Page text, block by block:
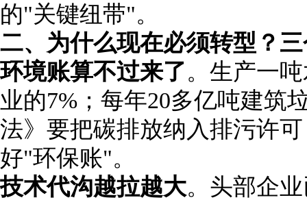
的"关键纽带"。
二、为什么现在必须转型？
环境账算不过来了。生产一
业的7% ；每年20多亿吨建筑
法》要把碳排放纳入排污许
好"环保账"。
技术代沟越拉越大。头部企